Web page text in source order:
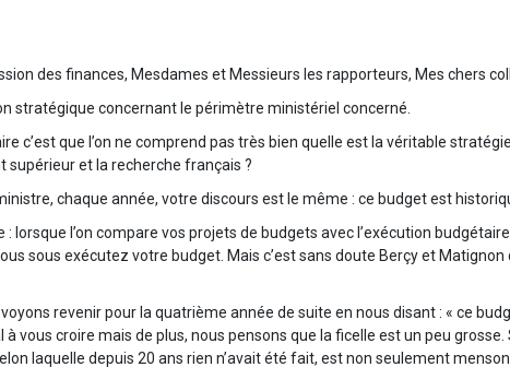
des finances, Mesdames et Messieurs les rapporteurs, Mes chers
stratégique concernant le périmètre ministériel concerné.
c’est que l’on ne comprend pas très bien quelle est la véritable
supérieur et la recherche français ?
chaque année, votre discours est le même : ce budget est
l’on compare vos projets de budgets avec l’exécution
sous exécutez votre budget. Mais c’est sans doute Berçy et Matignon
revenir pour la quatrième année de suite en nous disant : « ce
vous croire mais de plus, nous pensons que la ficelle est un peu
laquelle depuis 20 ans rien n’avait été fait, est non seulement